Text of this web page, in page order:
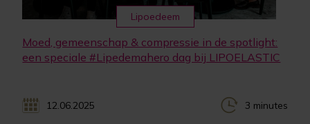
Lipoedeem
Moed, gemeenschap & compressie in de spotlight:
een speciale #Lipedemahero dag bij LIPOELASTIC
12.06.2025 3 minutes